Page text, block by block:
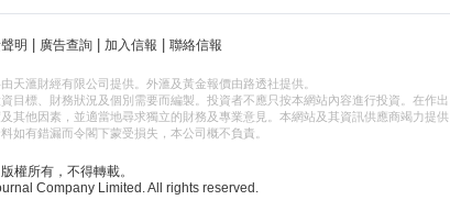
明 廣告查詢 加入信報 聯絡信報
天滙財經有限公司提供。外滙及黃金報價由路透社提供。
標、財務狀況及個別需要而編製。投資者不應只按本網站內容進行投資。在作出
其他因素，並適當地尋求獨立的財務及專業意見。本網站及其資訊供應商竭力提供
如有錯漏而令閣下蒙受損失，本公司概不負責。
權所有，不得轉載。
Company Limited. All rights reserved.